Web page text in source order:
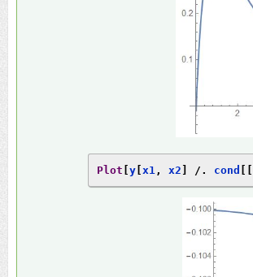
Plot [y [x1 , x2 ] /. cond [[